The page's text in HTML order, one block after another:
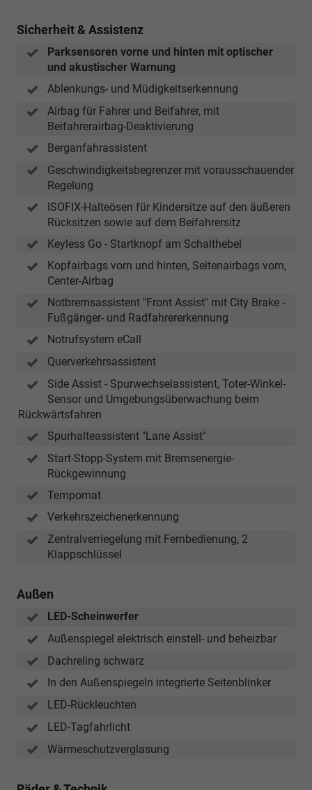
Sicherheit & Assistenz
Parksensoren vorne und hinten mit optischer
und akustischer Warnung
Ablenkungs- und Müdigkeitserkennung
Airbag für Fahrer und Beifahrer, mit
Beifahrerairbag-Deaktivierung
Berganfahrassistent
Geschwindigkeitsbegrenzer mit vorausschauender
Regelung
ISOFIX-Halteösen für Kindersitze auf den äußeren
Rücksitzen sowie auf dem Beifahrersitz
Keyless Go - Startknopf am Schalthebel
Kopfairbags vorn und hinten, Seitenairbags vorn,
Center-Airbag
Notbremsassistent "Front Assist" mit City Brake -
Fußgänger- und Radfahrererkennung
Notrufsystem eCall
Querverkehrsassistent
Side Assist - Spurwechselassistent, Toter-Winkel-
Sensor und Umgebungsüberwachung beim
Rückwärtsfahren
Spurhalteassistent "Lane Assist"
Start-Stopp-System mit Bremsenergie-
Rückgewinnung
Tempomat
Verkehrszeichenerkennung
Zentralverriegelung mit Fernbedienung, 2
Klappschlüssel
Außen
LED-Scheinwerfer
Außenspiegel elektrisch einstell- und beheizbar
Dachreling schwarz
In den Außenspiegeln integrierte Seitenblinker
LED-Rückleuchten
LED-Tagfahrlicht
Wärmeschutzverglasung